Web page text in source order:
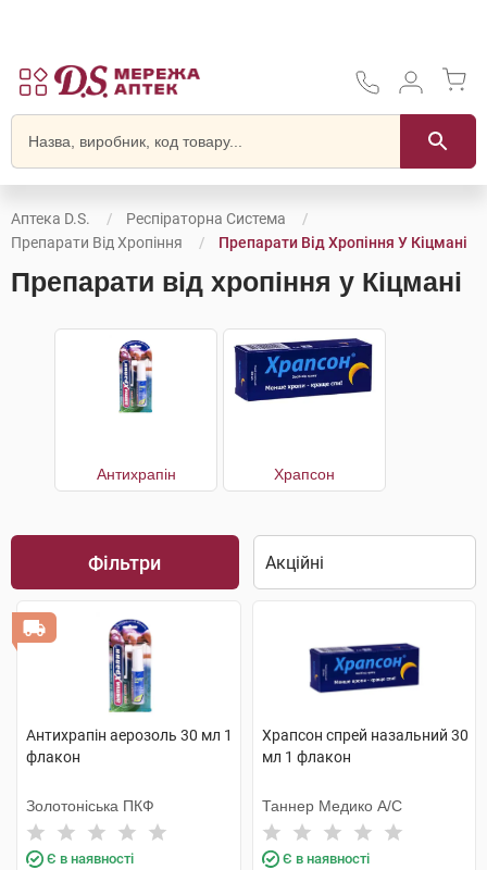
Аптека D.S.
Респіраторна Система
Препарати Від Хропіння
Препарати Від Хропіння У Кіцмані
Препарати від хропіння у Кіцмані
Антихрапін Храпсон
Фільтри
Антихрапін аерозоль 30 мл 1
флакон
Золотоніська ПКФ
Є в наявності
Храпсон спрей назальний 30
мл 1 флакон
Таннер Медико А/С
Є в наявності